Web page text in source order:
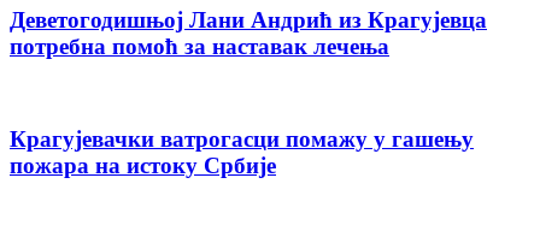
Деветогодишњој Лани Андрић из Крагујевца
потребна помоћ за наставак лечења
Крагујевачки ватрогасци помажу у гашењу
пожара на истоку Србије